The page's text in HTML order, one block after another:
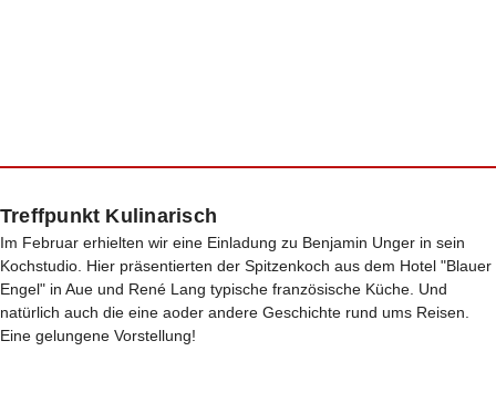
Treffpunkt Kulinarisch
Im Februar erhielten wir eine Einladung zu Benjamin Unger in sein
Kochstudio. Hier präsentierten der Spitzenkoch aus dem Hotel "Blauer
Engel" in Aue und René Lang typische französische Küche. Und
natürlich auch die eine aoder andere Geschichte rund ums Reisen.
Eine gelungene Vorstellung!